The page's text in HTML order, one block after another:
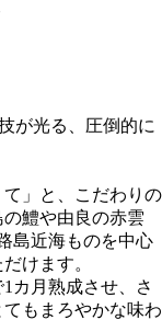
が光る、圧倒的に
て」と、こだわりの
鱧や由良の赤雲
島近海ものを中心
けます。
カ月熟成させ、さ
もまろやかな味わ